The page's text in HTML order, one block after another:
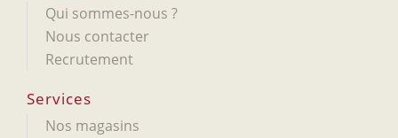
Qui sommes-nous ?
Nous contacter
Recrutement
Services
Nos magasins